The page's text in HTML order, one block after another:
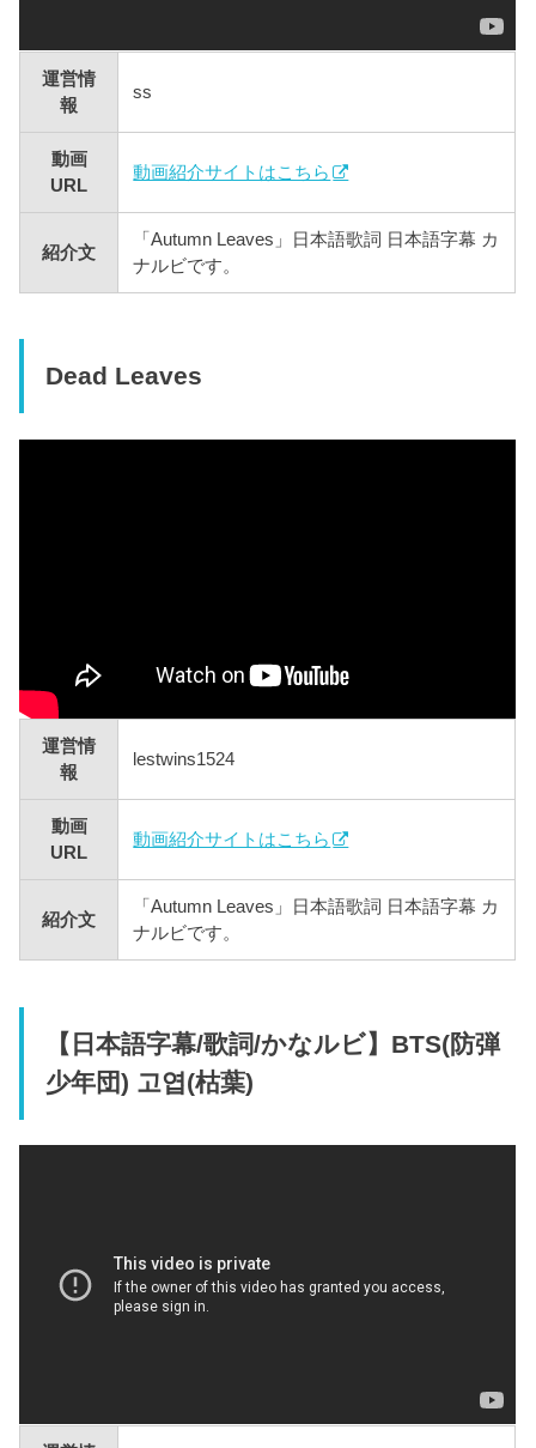
運営情
報
ss
動画
URL
動画紹介サイトはこちら
紹介文
「Autumn Leaves」日本語歌詞 日本語字幕 カ
ナルビです。
Dead Leaves
運営情
報
lestwins1524
動画
URL
動画紹介サイトはこちら
紹介文
「Autumn Leaves」日本語歌詞 日本語字幕 カ
ナルビです。
【日本語字幕/歌詞/かなルビ】BTS(防弾
少年団) 고엽(枯葉)